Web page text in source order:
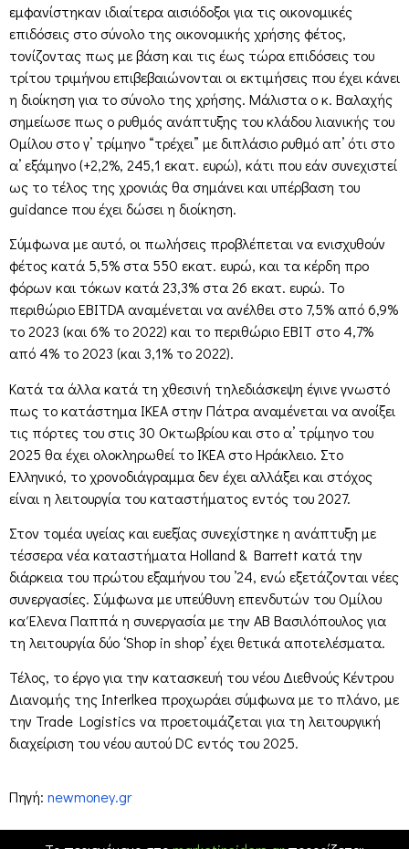
εμφανίστηκαν ιδιαίτερα αισιόδοξοι για τις οικονομικές
επιδόσεις στο σύνολο της οικονομικής χρήσης φέτος,
τονίζοντας πως με βάση και τις έως τώρα επιδόσεις του
τρίτου τριμήνου επιβεβαιώνονται οι εκτιμήσεις που έχει κάνει
η διοίκηση για το σύνολο της χρήσης. Μάλιστα ο κ. Βαλαχής
σημείωσε πως ο ρυθμός ανάπτυξης του κλάδου λιανικής του
Ομίλου στο γ’ τρίμηνο “τρέχει” με διπλάσιο ρυθμό απ’ ότι στο
α’ εξάμηνο (+2,2%, 245,1 εκατ. ευρώ), κάτι που εάν συνεχιστεί
ως το τέλος της χρονιάς θα σημάνει και υπέρβαση του
guidance που έχει δώσει η διοίκηση.
Σύμφωνα με αυτό, οι πωλήσεις προβλέπεται να ενισχυθούν
φέτος κατά 5,5% στα 550 εκατ. ευρώ, και τα κέρδη προ
φόρων και τόκων κατά 23,3% στα 26 εκατ. ευρώ. Το
περιθώριο EBITDA αναμένεται να ανέλθει στο 7,5% από 6,9%
το 2023 (και 6% το 2022) και το περιθώριο EBIT στο 4,7%
από 4% το 2023 (και 3,1% το 2022).
Κατά τα άλλα κατά τη χθεσινή τηλεδιάσκεψη έγινε γνωστό
πως το κατάστημα ΙΚΕΑ στην Πάτρα αναμένεται να ανοίξει
τις πόρτες του στις 30 Οκτωβρίου και στο α’ τρίμηνο του
2025 θα έχει ολοκληρωθεί το ΙΚΕΑ στο Ηράκλειο. Στο
Ελληνικό, το χρονοδιάγραμμα δεν έχει αλλάξει και στόχος
είναι η λειτουργία του καταστήματος εντός του 2027.
Στον τομέα υγείας και ευεξίας συνεχίστηκε η ανάπτυξη με
τέσσερα νέα καταστήματα Holland & Barrett κατά την
διάρκεια του πρώτου εξαμήνου του ’24, ενώ εξετάζονται νέες
συνεργασίες. Σύμφωνα με υπεύθυνη επενδυτών του Ομίλου
κα Έλενα Παππά η συνεργασία με την ΑΒ Βασιλόπουλος για
τη λειτουργία δύο ‘Shop in shop’ έχει θετικά αποτελέσματα.
Τέλος, το έργο για την κατασκευή του νέου Διεθνούς Κέντρου
Διανομής της Interlkea προχωράει σύμφωνα με το πλάνο, με
την Trade Logistics να προετοιμάζεται για τη λειτουργική
διαχείριση του νέου αυτού DC εντός του 2025.
Πηγή: newmoney.gr